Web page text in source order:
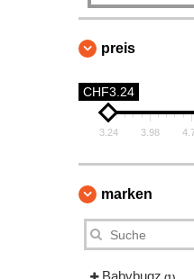
preis
CHF3.24
3.24 3.98
marken
Babybugz